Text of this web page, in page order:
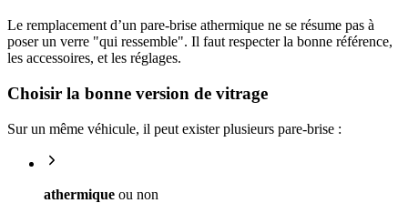
Le remplacement d’un pare-brise athermique ne se résume pas à
poser un verre "qui ressemble". Il faut respecter la bonne référence,
les accessoires, et les réglages.
Choisir la bonne version de vitrage
Sur un même véhicule, il peut exister plusieurs pare-brise :
athermique ou non